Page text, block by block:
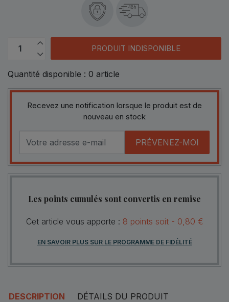
48h
PRODUIT INDISPONIBLE
Quantité disponible : 0 article
Recevez une notification lorsque le produit est de
nouveau en stock
PRÉVENEZ-MOI
Les points cumulés sont convertis en remise
Cet article vous apporte : 8 points soit - 0,80 €
EN SAVOIR PLUS SUR LE PROGRAMME DE FIDÉLITÉ
DESCRIPTION DÉTAILS DU PRODUIT